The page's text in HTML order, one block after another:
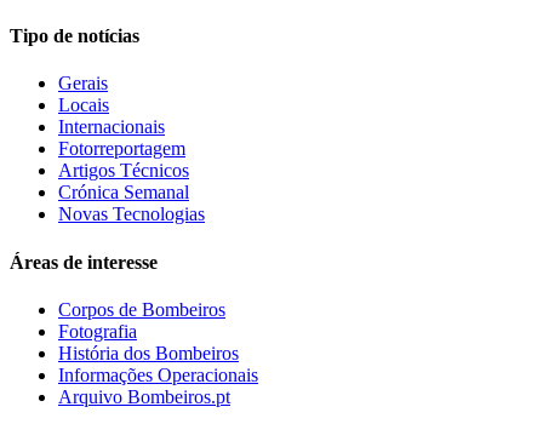
Tipo de notícias
Gerais
Locais
Internacionais
Fotorreportagem
Artigos Técnicos
Crónica Semanal
Novas Tecnologias
Áreas de interesse
Corpos de Bombeiros
Fotografia
História dos Bombeiros
Informações Operacionais
Arquivo Bombeiros.pt